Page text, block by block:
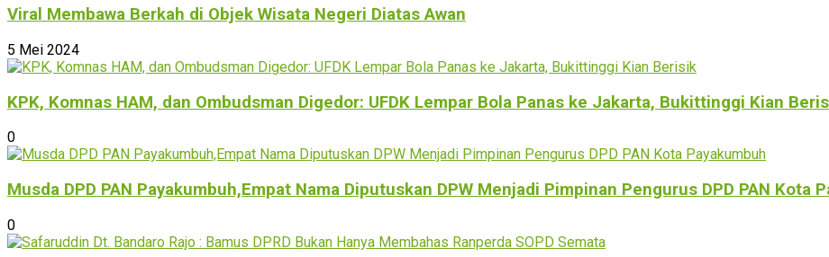
Viral Membawa Berkah di Objek Wisata Negeri Diatas Awan
5 Mei 2024
KPK, Komnas HAM, dan Ombudsman Digedor: UFDK Lempar Bola Panas ke Jakarta, Bukittinggi Kian
0
Musda DPD PAN Payakumbuh,Empat Nama Diputuskan DPW Menjadi Pimpinan Pengurus DPD PAN Kota
0